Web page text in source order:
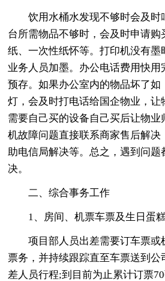
饮用水桶水发现不够时会及时
台所需物品不够时，会及时申请购
纸、一次性纸怀等。打印机没有墨
业务人员加墨。办公电话费用快用
预存。如果办公室内的物品坏了如
灯，会及时打电话给国企物业，让
需要自己买的设备自己买后让物业
机故障问题直接联系商家售后解决
助电信局解决等。总之，遇到问题
决。
二、综合事务工作
1、房间、机票车票及生日蛋
项目部人员出差需要订车票或
票务，并持续跟踪直至车票送到公
差人员行程;到目前为止累计订票